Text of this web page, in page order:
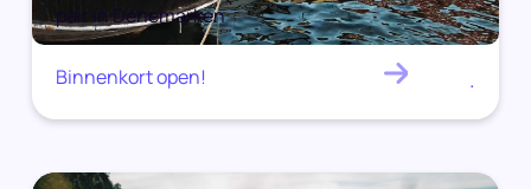
pair in Denemarken
Binnenkort open! .